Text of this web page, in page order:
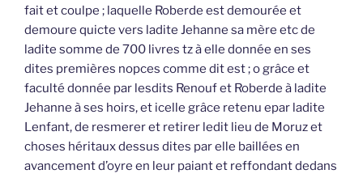
fait et coulpe ; laquelle Roberde est demourée et
demoure quicte vers ladite Jehanne sa mère etc de
ladite somme de 700 livres tz à elle donnée en ses
dites premières nopces comme dit est ; o grâce et
faculté donnée par lesdits Renouf et Roberde à ladite
Jehanne à ses hoirs, et icelle grâce retenu epar ladite
Lenfant, de resmerer et retirer ledit lieu de Moruz et
choses héritaux dessus dites par elle baillées en
avancement d’oyre en leur paiant et reffondant dedans